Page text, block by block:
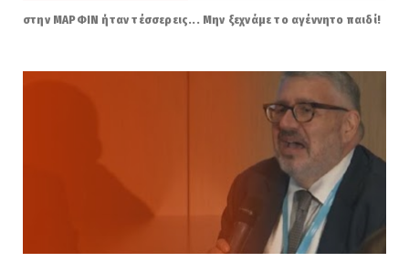
στην ΜΑΡΦΙΝ ήταν τέσσερεις... Μην ξεχνάμε το αγέννητο παιδί!